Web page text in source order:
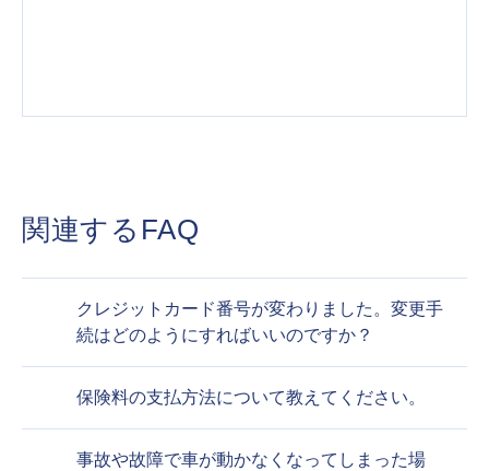
関連するFAQ
クレジットカード番号が変わりました。変更手
続はどのようにすればいいのですか？
保険料の支払方法について教えてください。
事故や故障で車が動かなくなってしまった場